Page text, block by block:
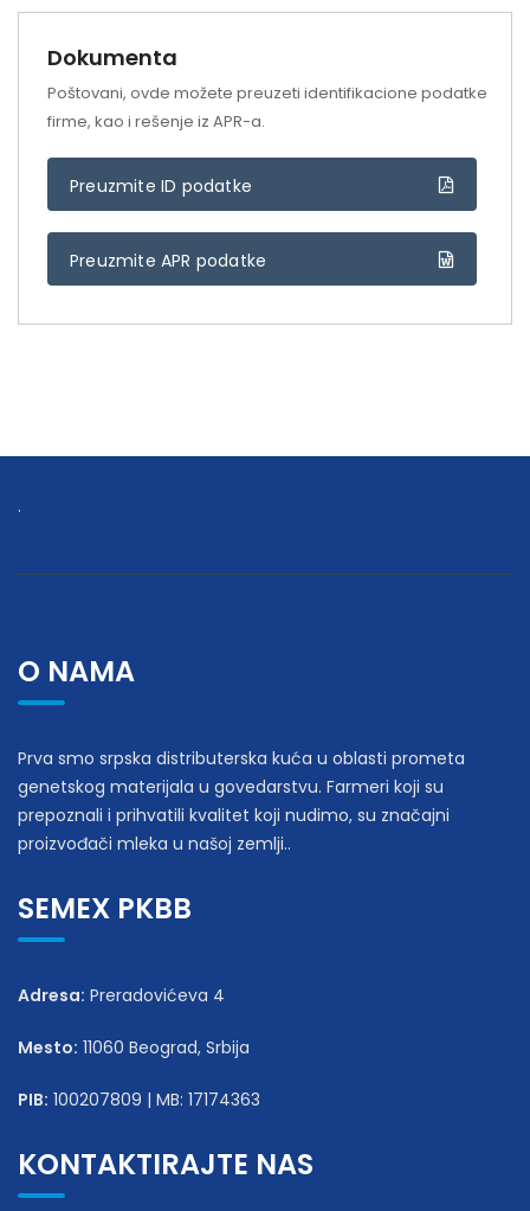
Dokumenta
Poštovani, ovde možete preuzeti identifikacione podatke
firme, kao i rešenje iz APR-a.
Preuzmite ID podatke
Preuzmite APR podatke
.
O NAMA
Prva smo srpska distributerska kuća u oblasti prometa
genetskog materijala u govedarstvu. Farmeri koji su
prepoznali i prihvatili kvalitet koji nudimo, su značajni
proizvođači mleka u našoj zemlji..
SEMEX PKBB
Adresa: Preradovićeva 4
Mesto: 11060 Beograd, Srbija
PIB: 100207809 | MB: 17174363
KONTAKTIRAJTE NAS